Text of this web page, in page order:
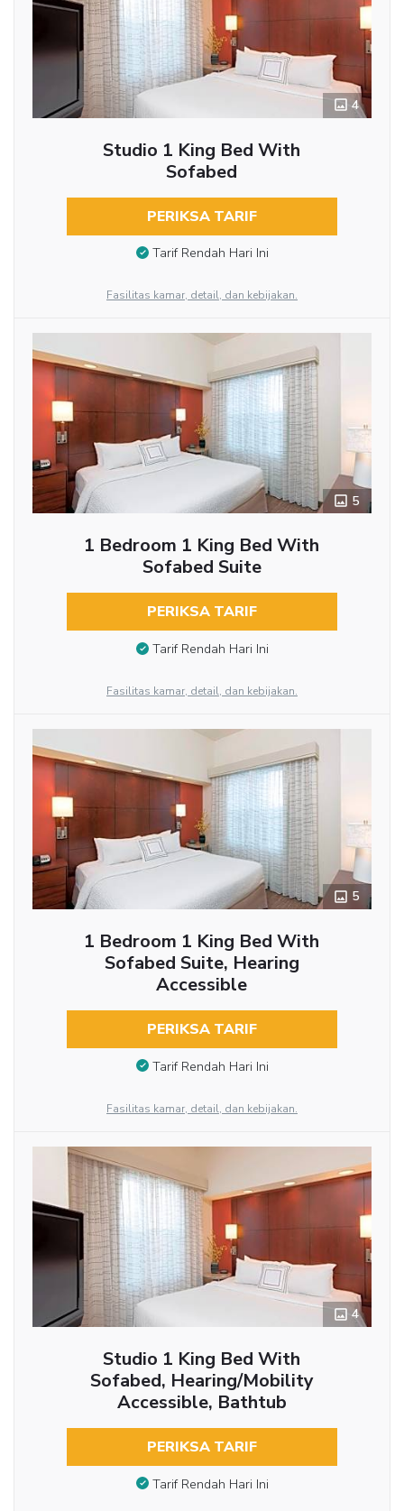
4
Studio 1 King Bed With
Sofabed
PERIKSA TARIF
Tarif Rendah Hari Ini
Fasilitas kamar, detail, dan kebijakan.
5
1 Bedroom 1 King Bed With
Sofabed Suite
PERIKSA TARIF
Tarif Rendah Hari Ini
Fasilitas kamar, detail, dan kebijakan.
5
1 Bedroom 1 King Bed With
Sofabed Suite, Hearing
Accessible
PERIKSA TARIF
Tarif Rendah Hari Ini
Fasilitas kamar, detail, dan kebijakan.
4
Studio 1 King Bed With
Sofabed, Hearing/Mobility
Accessible, Bathtub
PERIKSA TARIF
Tarif Rendah Hari Ini